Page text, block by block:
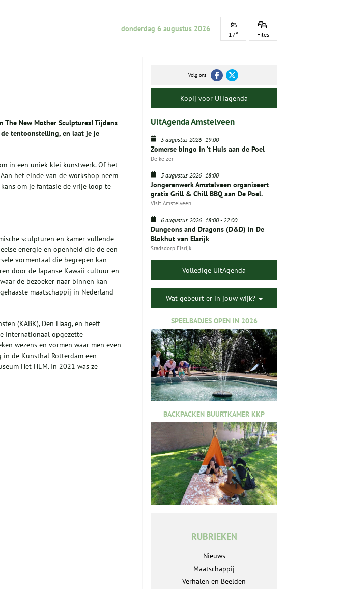
donderdag 6 augustus 2026
17° Files
The New Mother Sculptures! Tijdens
tentoonstelling, en laat je je
in een uniek klei kunstwerk. Of het
het einde van de workshop neem
om je fantasie de vrije loop te
sculpturen en kamer vullende
energie en openheid die de een
vormentaal die begrepen kan
door de Japanse Kawaii cultuur en
de bezoeker naar binnen kan
maatschappij in Nederland
(KABK), Den Haag, en heeft
internationaal opgezette
wezens en vormen waar men even
de Kunsthal Rotterdam een
Het HEM. In 2021 was ze
Volg ons
Kopij voor UITagenda
UitAgenda Amstelveen
5 augustus 2026 19:00
Zomerse bingo in ’t Huis aan de Poel
De keizer
5 augustus 2026 18:00
Jongerenwerk Amstelveen organiseert
gratis Grill & Chill BBQ aan De Poel.
Visit Amstelveen
6 augustus 2026 18:00-22:00
Dungeons and Dragons (D&D) in De
Blokhut van Elsrijk
Stadsdorp Elsrijk
Volledige UitAgenda
Wat gebeurt er in jouw wijk?
SPEELBADJES OPEN IN 2026
BACKPACKEN BUURTKAMER KKP
RUBRIEKEN
Nieuws
Maatschappij
Verhalen en Beelden